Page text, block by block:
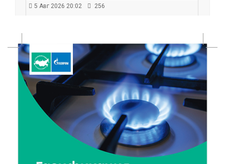
5 Авг 2026 20:02 256
5 Авг 2026 19:02
Туристический азарт и командный дух: в
Максатихинском округе завершился молодёжный
фестиваль
5 Авг 2026 18:42 283
Виталий Королев: 58 пространств благоустроят в